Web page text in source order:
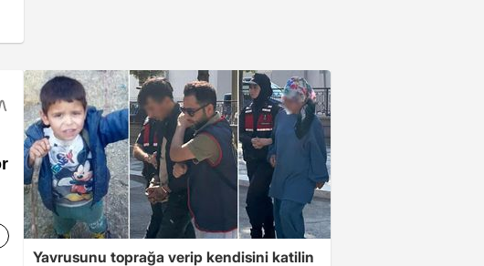
Yavrusunu toprağa verip kendisini katilin